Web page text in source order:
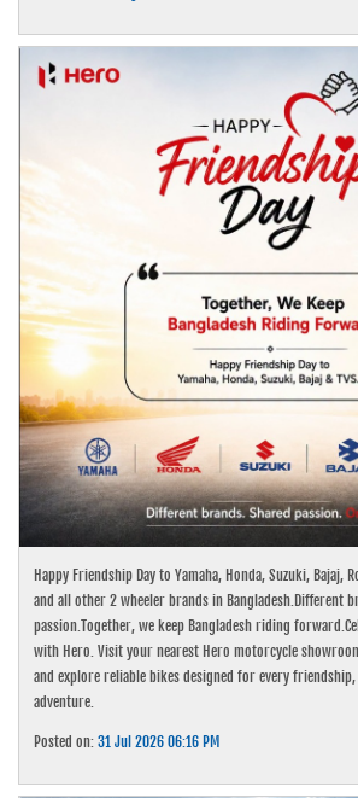
Happy Friendship Day to Yamaha, Honda, Suzuki, Bajaj,
and all other 2 wheeler brands in Bangladesh.Different
passion.Together, we keep Bangladesh riding
with Hero. Visit your nearest Hero motorcycle
and explore reliable bikes designed for every
adventure.
Posted on:31 Jul 2026 06:16 PM